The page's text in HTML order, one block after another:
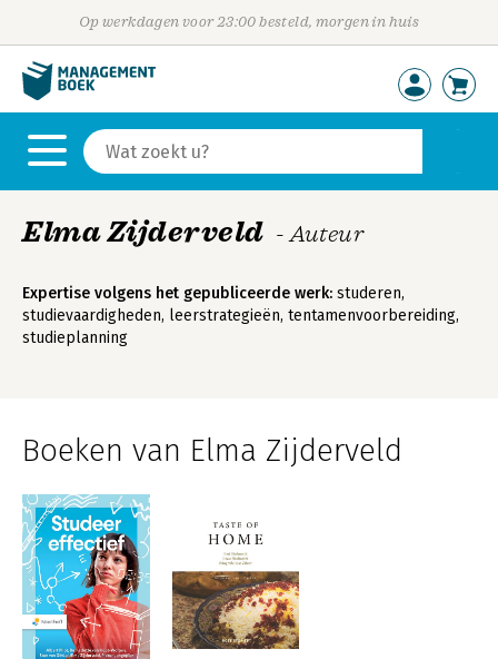
Op werkdagen voor 23:00 besteld, morgen in huis
Elma Zijderveld - Auteur
Expertise volgens het gepubliceerde werk: studeren,
studievaardigheden, leerstrategieën, tentamenvoorbereiding,
studieplanning
Boeken van Elma Zijderveld